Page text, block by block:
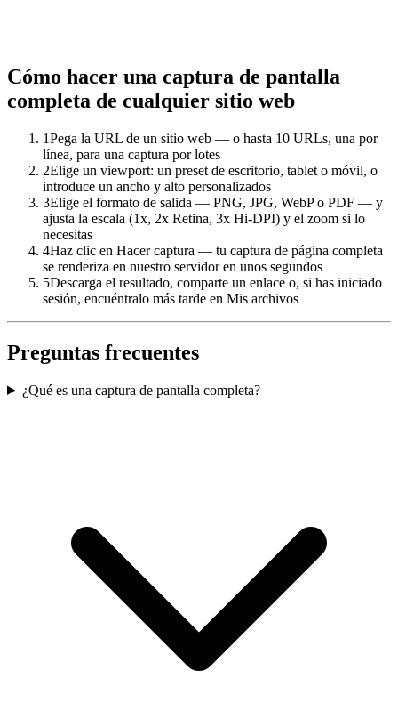
Cómo hacer una captura de pantalla
completa de cualquier sitio web
1Pega la URL de un sitio web — o hasta 10 URLs, una por
línea, para una captura por lotes
2Elige un viewport: un preset de escritorio, tablet o móvil, o
introduce un ancho y alto personalizados
3Elige el formato de salida — PNG, JPG, WebP o PDF — y
ajusta la escala (1x, 2x Retina, 3x Hi-DPI) y el zoom si lo
necesitas
4Haz clic en Hacer captura — tu captura de página completa
se renderiza en nuestro servidor en unos segundos
5Descarga el resultado, comparte un enlace o, si has iniciado
sesión, encuéntralo más tarde en Mis archivos
Preguntas frecuentes
¿Qué es una captura de pantalla completa?